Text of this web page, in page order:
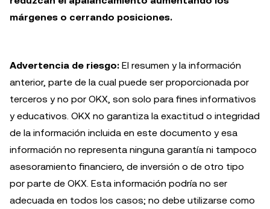
márgenes o cerrando posiciones.
Advertencia de riesgo: El resumen y la información
anterior, parte de la cual puede ser proporcionada por
terceros y no por OKX, son solo para fines informativos
y educativos. OKX no garantiza la exactitud o integridad
de la información incluida en este documento y esa
información no representa ninguna garantía ni tampoco
asesoramiento financiero, de inversión o de otro tipo
por parte de OKX. Esta información podría no ser
adecuada en todos los casos; no debe utilizarse como